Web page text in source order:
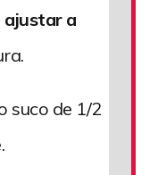
ajustar a
suco de 1/2